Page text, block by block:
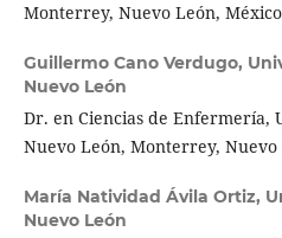
Monterrey, Nuevo León, México
Guillermo Cano Verdugo,
Nuevo León
Dr. en Ciencias de Enfermería,
Nuevo León, Monterrey, Nuevo
María Natividad Ávila Ortiz,
Nuevo León